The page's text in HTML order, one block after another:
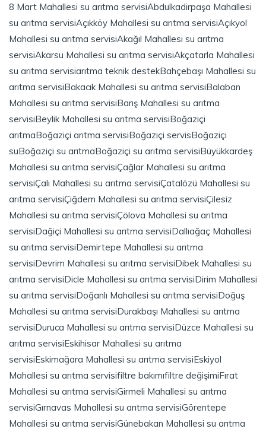
8 Mart Mahallesi su arıtma servisiAbdulkadirpaşa Mahallesi
su arıtma servisiAçıkköy Mahallesi su arıtma servisiAçıkyol
Mahallesi su arıtma servisiAkağıl Mahallesi su arıtma
servisiAkarsu Mahallesi su arıtma servisiAkçatarla Mahallesi
su arıtma servisiarıtma teknik destekBahçebaşı Mahallesi su
arıtma servisiBakacık Mahallesi su arıtma servisiBalaban
Mahallesi su arıtma servisiBarış Mahallesi su arıtma
servisiBeylik Mahallesi su arıtma servisiBoğaziçi
arıtmaBoğaziçi arıtma servisiBoğaziçi servisBoğaziçi
suBoğaziçi su arıtmaBoğaziçi su arıtma servisiBüyükkardeş
Mahallesi su arıtma servisiÇağlar Mahallesi su arıtma
servisiÇalı Mahallesi su arıtma servisiÇatalözü Mahallesi su
arıtma servisiÇiğdem Mahallesi su arıtma servisiÇilesiz
Mahallesi su arıtma servisiÇölova Mahallesi su arıtma
servisiDağiçi Mahallesi su arıtma servisiDallıağaç Mahallesi
su arıtma servisiDemirtepe Mahallesi su arıtma
servisiDevrim Mahallesi su arıtma servisiDibek Mahallesi su
arıtma servisiDicle Mahallesi su arıtma servisiDirim Mahallesi
su arıtma servisiDoğanlı Mahallesi su arıtma servisiDoğuş
Mahallesi su arıtma servisiDurakbaşı Mahallesi su arıtma
servisiDuruca Mahallesi su arıtma servisiDüzce Mahallesi su
arıtma servisiEskihisar Mahallesi su arıtma
servisiEskimağara Mahallesi su arıtma servisiEskiyol
Mahallesi su arıtma servisifiltre bakımıfiltre değişimiFırat
Mahallesi su arıtma servisiGirmeli Mahallesi su arıtma
servisiGırnavas Mahallesi su arıtma servisiGörentepe
Mahallesi su arıtma servisiGünebakan Mahallesi su arıtma